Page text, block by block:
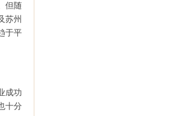
但随
苏州
于平
成功
十分